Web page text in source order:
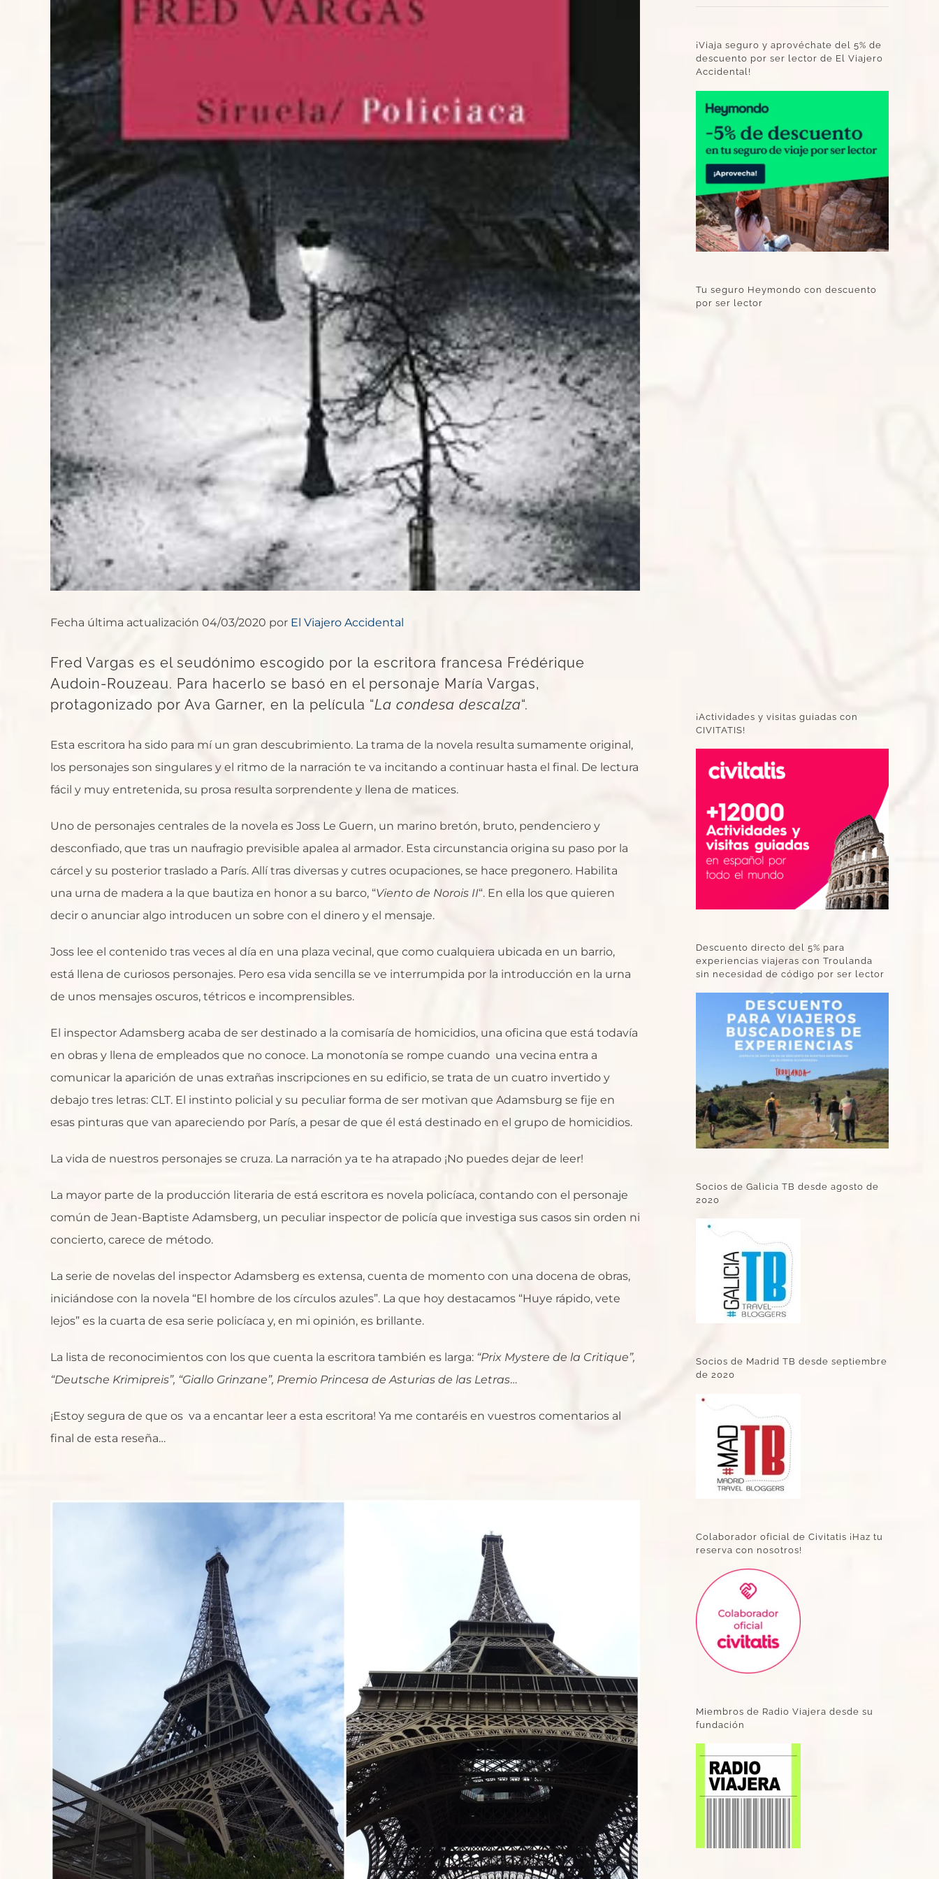
Fecha última actualización 04/03/2020 por El Viajero Accidental
Fred Vargas es el seudónimo escogido por la escritora francesa Frédérique
Audoin-Rouzeau. Para hacerlo se basó en el personaje María Vargas,
protagonizado por Ava Garner, en la película “La condesa descalza“.
Esta escritora ha sido para mí un gran descubrimiento. La trama de la novela resulta sumamente original,
los personajes son singulares y el ritmo de la narración te va incitando a continuar hasta el final. De lectura
fácil y muy entretenida, su prosa resulta sorprendente y llena de matices.
Uno de personajes centrales de la novela es Joss Le Guern, un marino bretón, bruto, pendenciero y
desconfiado, que tras un naufragio previsible apalea al armador. Esta circunstancia origina su paso por la
cárcel y su posterior traslado a París. Allí tras diversas y cutres ocupaciones, se hace pregonero. Habilita
una urna de madera a la que bautiza en honor a su barco, “Viento de Norois II“. En ella los que quieren
decir o anunciar algo introducen un sobre con el dinero y el mensaje.
Joss lee el contenido tras veces al día en una plaza vecinal, que como cualquiera ubicada en un barrio,
está llena de curiosos personajes. Pero esa vida sencilla se ve interrumpida por la introducción en la urna
de unos mensajes oscuros, tétricos e incomprensibles.
El inspector Adamsberg acaba de ser destinado a la comisaría de homicidios, una oficina que está todavía
en obras y llena de empleados que no conoce. La monotonía se rompe cuando una vecina entra a
comunicar la aparición de unas extrañas inscripciones en su edificio, se trata de un cuatro invertido y
debajo tres letras: CLT. El instinto policial y su peculiar forma de ser motivan que Adamsburg se fije en
esas pinturas que van apareciendo por París, a pesar de que él está destinado en el grupo de homicidios.
La vida de nuestros personajes se cruza. La narración ya te ha atrapado ¡No puedes dejar de leer!
La mayor parte de la producción literaria de está escritora es novela policíaca, contando con el personaje
común de Jean-Baptiste Adamsberg, un peculiar inspector de policía que investiga sus casos sin orden ni
concierto, carece de método.
La serie de novelas del inspector Adamsberg es extensa, cuenta de momento con una docena de obras,
iniciándose con la novela “El hombre de los círculos azules”. La que hoy destacamos “Huye rápido, vete
lejos” es la cuarta de esa serie policíaca y, en mi opinión, es brillante.
La lista de reconocimientos con los que cuenta la escritora también es larga: “Prix Mystere de la Critique”,
“Deutsche Krimipreis”, “Giallo Grinzane”, Premio Princesa de Asturias de las Letras…
¡Estoy segura de que os va a encantar leer a esta escritora! Ya me contaréis en vuestros comentarios al
final de esta reseña…
¡Viaja seguro y aprovéchate del 5% de
descuento por ser lector de El Viajero
Accidental!
Tu seguro Heymondo con descuento
por ser lector
¡Actividades y visitas guiadas con
CIVITATIS!
Descuento directo del 5% para
experiencias viajeras con Troulanda
sin necesidad de código por ser lector
Socios de Galicia TB desde agosto de
2020
Socios de Madrid TB desde septiembre
de 2020
Colaborador oficial de Civitatis ¡Haz tu
reserva con nosotros!
Miembros de Radio Viajera desde su
fundación